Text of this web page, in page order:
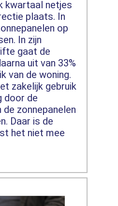
kwartaal netjes
plaats. In
op
In zijn
gaat de
uit van 33%
van de woning.
zakelijk gebruik
door de
zonnepanelen
Daar is de
het niet mee